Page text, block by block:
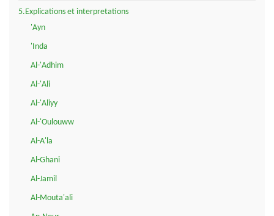
5.Explications et interpretations
'Ayn
'Inda
Al-'Adhim
Al-'Ali
Al-'Aliyy
Al-'Oulouww
Al-A'la
Al-Ghani
Al-Jamil
Al-Mouta'ali